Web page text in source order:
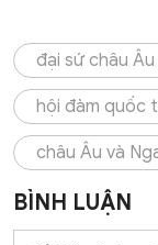
đại sứ châu Âu
hội đàm quốc
châu Âu và
BÌNH LUẬN